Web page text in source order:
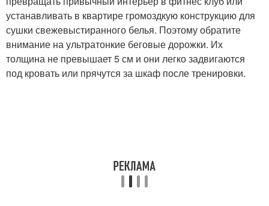
устанавливать в квартире громоздкую конструкцию для
сушки свежевыстиранного белья. Поэтому обратите
внимание на ультратонкие беговые дорожки. Их
толщина не превышает 5 см и они легко задвигаются
под кровать или прячутся за шкаф после тренировки.